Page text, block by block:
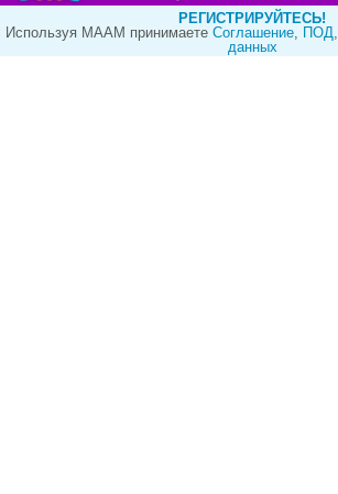
РЕГИСТРИРУЙТЕСЬ!
Используя МААМ принимаете Cоглашение, ПОД,
данных